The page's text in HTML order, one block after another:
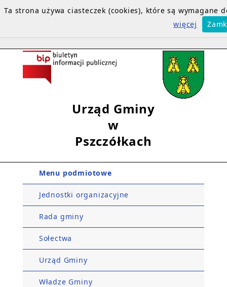
Urząd Gminy
w
Pszczółkach
Menu podmiotowe
Jednostki organizacyjne
Rada gminy
Sołectwa
Urząd Gminy
Władze Gminy
Ta strona używa ciasteczek (cookies), które są
więcej